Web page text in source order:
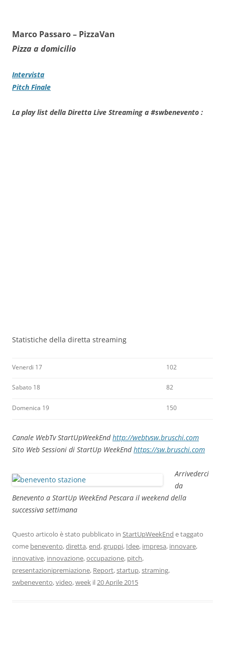
Marco Passaro – PizzaVan
Pizza a domicilio
Intervista
Pitch Finale
La play list della Diretta Live Streaming a #swbenevento :
Statistiche della diretta streaming
Venerdi 17 102
Sabato 18 82
Domenica 19 150
Canale WebTv StartUpWeekEndhttp://webtvsw.bruschi.com
Sito Web Sessioni di StartUp WeekEndhttps://sw.bruschi.com
Arrivederci
da
Benevento a StartUp WeekEnd Pescara il weekend della
successiva settimana
Questo articolo è stato pubblicato in StartUpWeekEnd e taggato
come benevento,diretta,end,gruppi, Idee, impresa, innovare,
innovative, innovazione,occupazione, pitch,
presentazionipremiazione, Report,startup,straming,
swbenevento,video,week il20 Aprile 2015